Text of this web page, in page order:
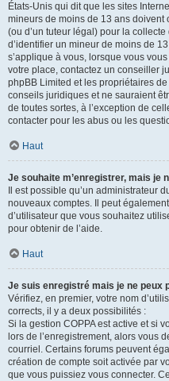
États-Unis qui dit que les sites
mineurs de moins de 13 ans
(ou d’un tuteur légal) pour la
d’identifier un mineur de moins de
s’applique à vous, lorsque vous
votre place, contactez un conseiller
phpBB Limited et les propriétaires
conseils juridiques et ne sauraient
de toutes sortes, à l’exception de
contacter pour les abus ou les
Haut
Je souhaite m’enregistrer, mais je
Il est possible qu’un administrateur
nouveaux comptes. Il peut
d’utilisateur que vous souhaitez
pour obtenir de l’aide.
Haut
Je suis enregistré mais je ne peux
Vérifiez, en premier, votre nom
corrects, il y a deux possibilités :
Si la gestion COPPA est active et si
lors de l’enregistrement, alors vous
courriel. Certains forums peuvent
création de compte soit activée par
que vous puissiez vous connecter.